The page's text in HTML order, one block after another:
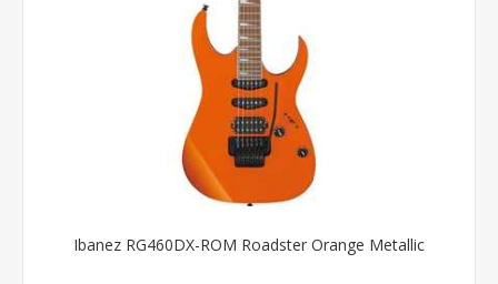
Ibanez RG460DX-ROM Roadster Orange Metallic